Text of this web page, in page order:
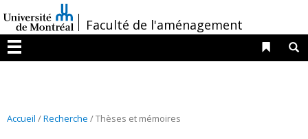
au
contenu
/Faculté de l'aménagement
Menu
Liens
Accueil /Recherche / Thèses et mémoires